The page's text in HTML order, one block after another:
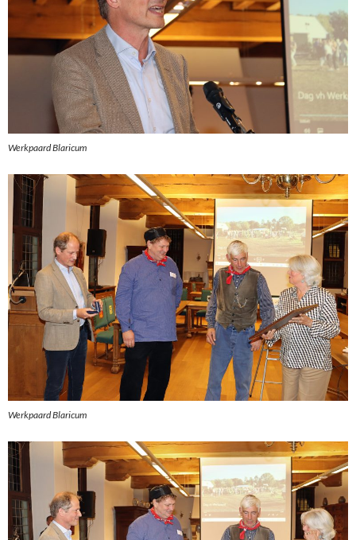
Werkpaard Blaricum
Werkpaard Blaricum